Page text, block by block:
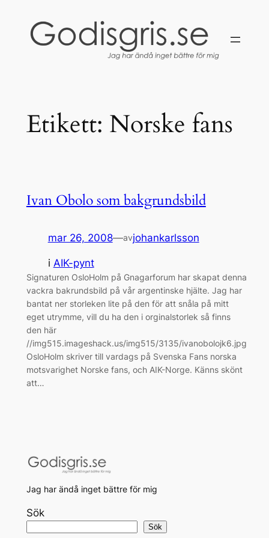
innehåll
Etikett: Norske fans
Ivan Obolo som bakgrundsbild
mar 26, 2008—avjohankarlsson
i AIK-pynt
Signaturen OsloHolm på Gnagarforum har skapat denna
vackra bakrundsbild på vår argentinske hjälte. Jag har
bantat ner storleken lite på den för att snåla på mitt
eget utrymme, vill du ha den i orginalstorlek så finns
den här
//img515.imageshack.us/img515/3135/ivanobolojk6.jpg
OsloHolm skriver till vardags på Svenska Fans norska
motsvarighet Norske fans, och AIK-Norge. Känns skönt
att…
Jag har ändå inget bättre för mig
Sök
Sök